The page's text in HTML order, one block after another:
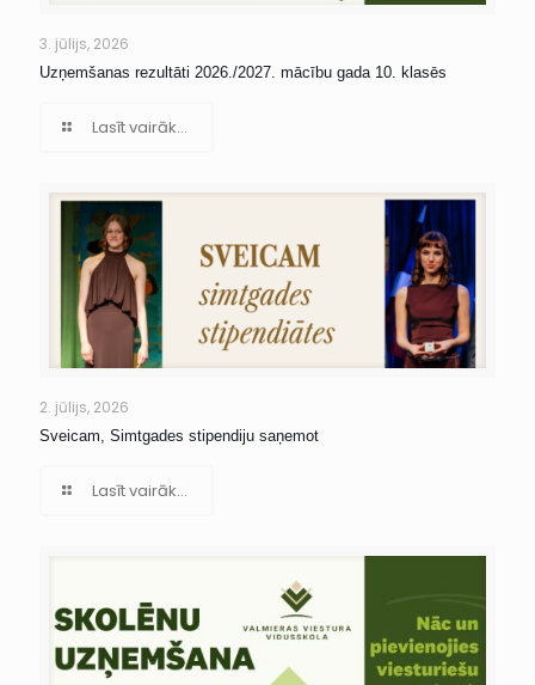
3. jūlijs, 2026
Uzņemšanas rezultāti 2026./2027. mācību gada 10. klasēs
Lasīt vairāk...
2. jūlijs, 2026
Sveicam, Simtgades stipendiju saņemot
Lasīt vairāk...